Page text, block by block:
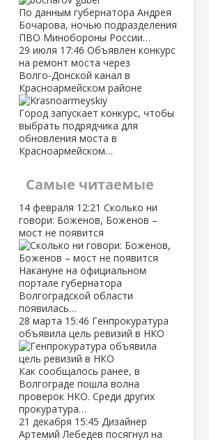
По данным губернатора Андрея
Бочарова, ночью подразделения
ПВО Минобороны России…
29 июля 17:46 Объявлен конкурс
на ремонт моста через
Волго‑Донской канал в
Красноармейском районе
Город запускает конкурс, чтобы
выбрать подрядчика для
обновления моста в
Красноармейском…
Самые читаемые
14 февраля 12:21 Сколько ни
говори: Боженов, Боженов –
мост не появится
Накануне на официальном
портале губернатора
Волгоградской области
появилась…
28 марта 15:46 Генпрокуратура
объявила цель ревизий в НКО
Как сообщалось ранее, в
Волгограде пошла волна
проверок НКО. Среди других
прокуратура…
21 декабря 15:45 Дизайнер
Артемий Лебедев посягнул на